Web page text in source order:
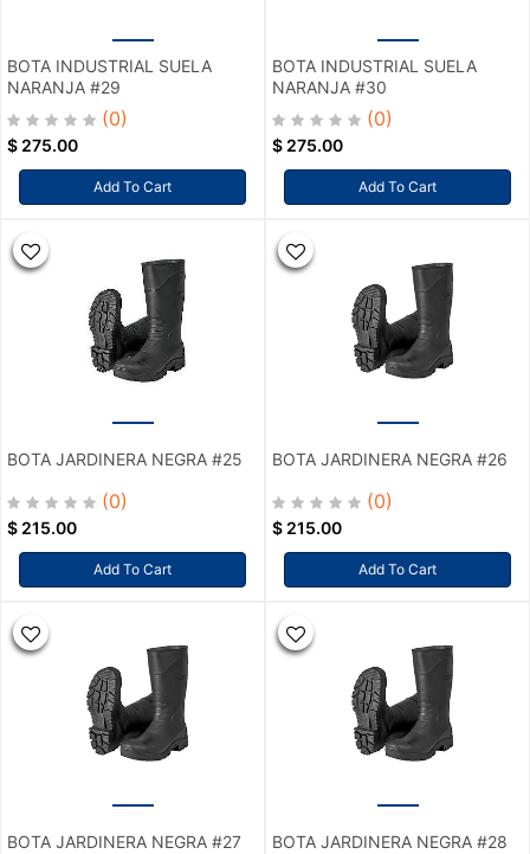
BOTA INDUSTRIAL SUELA
NARANJA #29
(0)
$ 275.00
Add To Cart
BOTA INDUSTRIAL SUELA
NARANJA #30
(0)
$ 275.00
Add To Cart
BOTA JARDINERA NEGRA #25
(0)
$ 215.00
Add To Cart
BOTA JARDINERA NEGRA #26
(0)
$ 215.00
Add To Cart
BOTA JARDINERA NEGRA #27 BOTA JARDINERA NEGRA #28